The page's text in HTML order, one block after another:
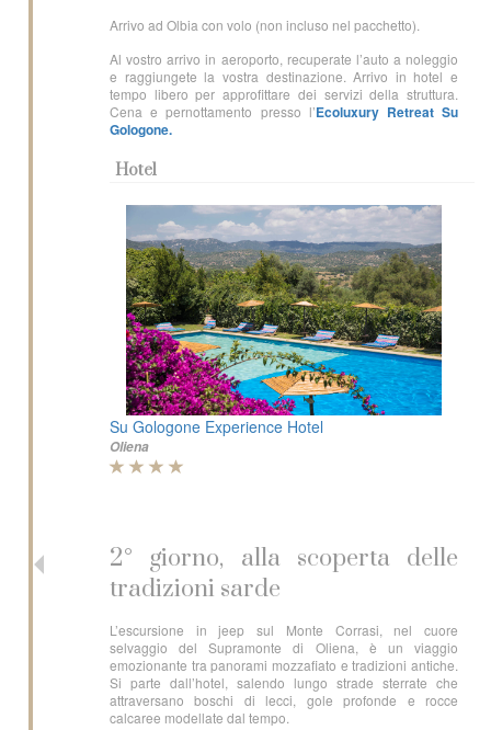
Arrivo ad Olbia con volo (non incluso nel pacchetto).
Al vostro arrivo in aeroporto, recuperate l’auto a noleggio
e raggiungete la vostra destinazione. Arrivo in hotel e
tempo libero per approfittare dei servizi della struttura.
Cena e pernottamento presso l’Ecoluxury Retreat Su
Gologone.
Hotel
Su Gologone Experience Hotel
Oliena
2° giorno, alla scoperta delle
tradizioni sarde
L’escursione in jeep sul Monte Corrasi, nel cuore
selvaggio del Supramonte di Oliena, è un viaggio
emozionante tra panorami mozzafiato e tradizioni antiche.
Si parte dall’hotel, salendo lungo strade sterrate che
attraversano boschi di lecci, gole profonde e rocce
calcaree modellate dal tempo.